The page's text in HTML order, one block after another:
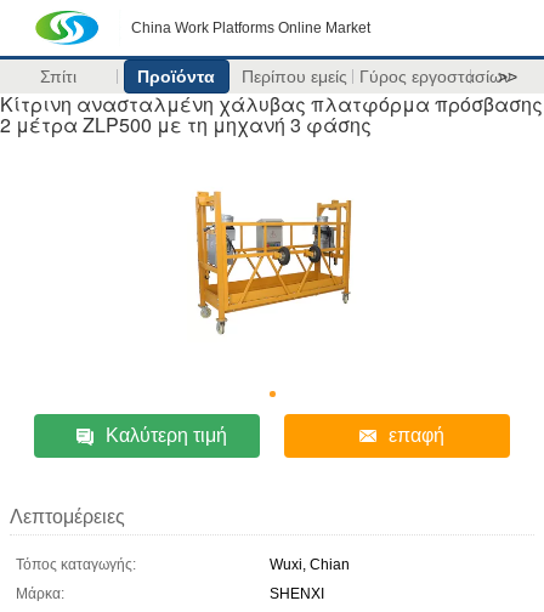
China Work Platforms Online Market
Σπίτι Προϊόντα Περίπου εμείς Γύρος εργοστασίων
>>
Κίτρινη ανασταλμένη χάλυβας πλατφόρμα πρόσβασης
2 μέτρα ZLP500 με τη μηχανή 3 φάσης
Καλύτερη τιμή επαφή
Λεπτομέρειες
Τόπος καταγωγής:
Wuxi, Chian
Μάρκα:
SHENXI